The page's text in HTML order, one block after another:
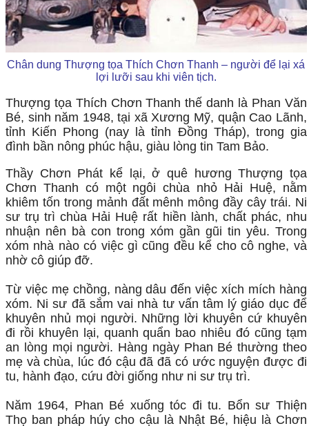
Chân dung Thượng tọa Thích Chơn Thanh – người để lại xá
lợi lưỡi sau khi viên tịch.
Thượng tọa Thích Chơn Thanh thế danh là Phan Văn
Bé, sinh năm 1948, tại xã Xương Mỹ, quận Cao Lãnh,
tỉnh Kiến Phong (nay là tỉnh Đồng Tháp), trong gia
đình bần nông phúc hậu, giàu lòng tin Tam Bảo.
Thầy Chơn Phát kể lại, ở quê hương Thượng tọa
Chơn Thanh có một ngôi chùa nhỏ Hải Huệ, nằm
khiêm tốn trong mảnh đất mênh mông đầy cây trái. Ni
sư trụ trì chùa Hải Huệ rất hiền lành, chất phác, nhu
nhuận nên bà con trong xóm gần gũi tin yêu. Trong
xóm nhà nào có việc gì cũng đều kể cho cô nghe, và
nhờ cô giúp đỡ.
Từ việc mẹ chồng, nàng dâu đến việc xích mích hàng
xóm. Ni sư đã sắm vai nhà tư vấn tâm lý giáo dục để
khuyên nhủ mọi người. Những lời khuyên cứ khuyên
đi rồi khuyên lại, quanh quẩn bao nhiêu đó cũng tạm
an lòng mọi người. Hàng ngày Phan Bé thường theo
mẹ và chùa, lúc đó cậu đã đã có ước nguyện được đi
tu, hành đạo, cứu đời giống như ni sư trụ trì.
Năm 1964, Phan Bé xuống tóc đi tu. Bổn sư Thiện
Thọ ban pháp húy cho cậu là Nhật Bé, hiệu là Chơn